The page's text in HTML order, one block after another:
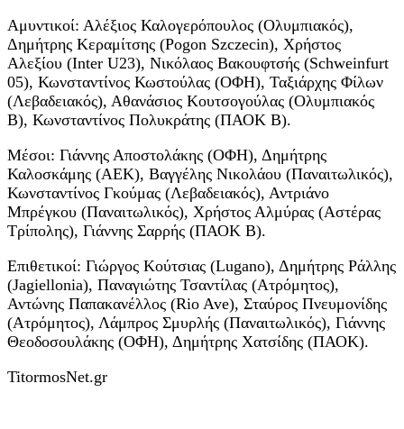
Αμυντικοί: Αλέξιος Καλογερόπουλος (Ολυμπιακός),
Δημήτρης Κεραμίτσης (Pogon Szczecin), Χρήστος
Αλεξίου (Inter U23), Νικόλαος Βακουφτσής (Schweinfurt
05), Κωνσταντίνος Κωστούλας (ΟΦΗ), Ταξιάρχης Φίλων
(Λεβαδειακός), Αθανάσιος Κουτσογούλας (Ολυμπιακός
Β), Κωνσταντίνος Πολυκράτης (ΠΑΟΚ Β).
Μέσοι: Γιάννης Αποστολάκης (ΟΦΗ), Δημήτρης
Καλοσκάμης (ΑΕΚ), Βαγγέλης Νικολάου (Παναιτωλικός),
Κωνσταντίνος Γκούμας (Λεβαδειακός), Αντριάνο
Μπρέγκου (Παναιτωλικός), Χρήστος Αλμύρας (Αστέρας
Τρίπολης), Γιάννης Σαρρής (ΠΑΟΚ Β).
Επιθετικοί: Γιώργος Κούτσιας (Lugano), Δημήτρης Ράλλης
(Jagiellonia), Παναγιώτης Τσαντίλας (Ατρόμητος),
Αντώνης Παπακανέλλος (Rio Ave), Σταύρος Πνευμονίδης
(Ατρόμητος), Λάμπρος Σμυρλής (Παναιτωλικός), Γιάννης
Θεοδοσουλάκης (ΟΦΗ), Δημήτρης Χατσίδης (ΠΑΟΚ).
TitormosNet.gr